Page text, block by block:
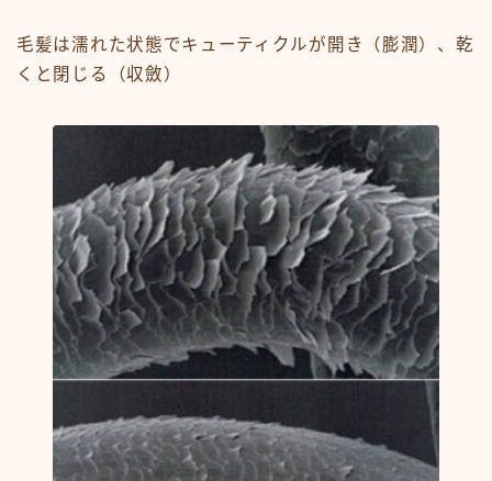
毛髪は濡れた状態でキューティクルが開き（膨潤）、乾
くと閉じる（収斂）